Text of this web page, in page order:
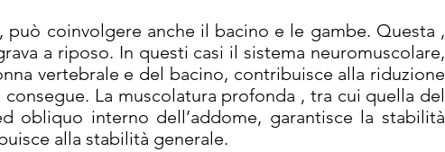
coinvolgere anche il bacino e le gambe. Questa ,
a riposo. In questi casi il sistema neuromuscolare,
vertebrale e del bacino, contribuisce alla riduzione
La muscolatura profonda , tra cui quella del
obliquo interno dell’addome, garantisce la stabilità
alla stabilità generale.